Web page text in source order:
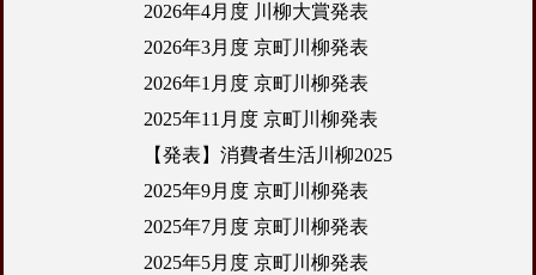
2026年4月度 川柳大賞発表
2026年3月度 京町川柳発表
2026年1月度 京町川柳発表
2025年11月度 京町川柳発表
【発表】消費者生活川柳2025
2025年9月度 京町川柳発表
2025年7月度 京町川柳発表
2025年5月度 京町川柳発表